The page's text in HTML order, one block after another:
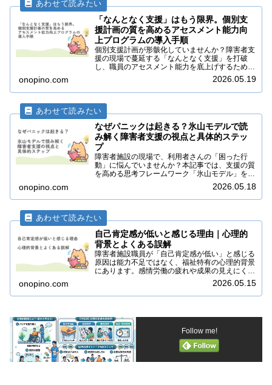
「なんとなく支援」はもう限界。個別支
援計画の質を高めるアセスメント能力向
上プログラムの導入手順
個別支援計画が形骸化していませんか？障害者支
援の現場で蔓延する「なんとなく支援」を打破
し、職員のアセスメント能力を底上げするための
具体的手順を5ステップで解説。氷山モデルやス
トレングス視点を取り入れ、実地指導にも強い質
の高い計画書作成を目指しましょう。
onopino.com 2026.05.19
なぜパニックは起きる？氷山モデルで読
み解く障害者支援の視点と具体的ステッ
プ
障害者施設の現場で、利用者さんの「困った行
動」に悩んでいませんか？本記事では、支援の質
を高める思考フレームワーク「氷山モデル」を徹
底解説。行動の裏に隠れた原因（感覚過敏や不安
など）を分析し、環境調整や具体的な支援に繋げ
る手順をわかりやすく紹介します。
onopino.com 2026.05.18
自己肯定感が低いと感じる理由｜心理的
背景とよくある誤解
障害者施設職員が「自己肯定感が低い」と感じる
原因は能力不足ではなく、福祉特有の心理的背景
にあります。感情労働の疲れや成果の見えにくさ
など、現場のリアルな理由とよくある誤解を解
説。自信を失いかけている支援者が心を軽くする
ためのヒントをお届けします。
onopino.com 2026.05.15
Follow me!